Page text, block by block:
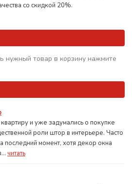
со скидкой 20%.
нужный товар в корзину нажмите
и уже задумались о покупке
роли штор в интерьере. Часто
последний момент, хотя декор окна
читать